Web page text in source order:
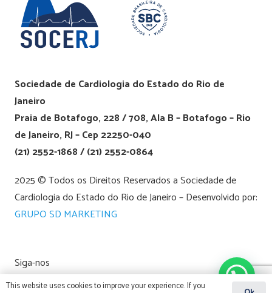
Sociedade de Cardiologia do Estado do Rio de
Janeiro
Praia de Botafogo, 228 / 708, Ala B – Botafogo – Rio
de Janeiro, RJ – Cep 22250-040
(21) 2552-1868 / (21) 2552-0864
2025 © Todos os Direitos Reservados a Sociedade de
Cardiologia do Estado do Rio de Janeiro – Desenvolvido por:
GRUPO SD MARKETING
Siga-nos
This website uses cookies to improve your experience. If you